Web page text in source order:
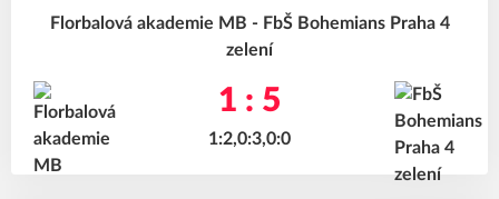
Florbalová akademie MB - FbŠ Bohemians Praha 4
zelení
1 : 5
1:2,0:3,0:0